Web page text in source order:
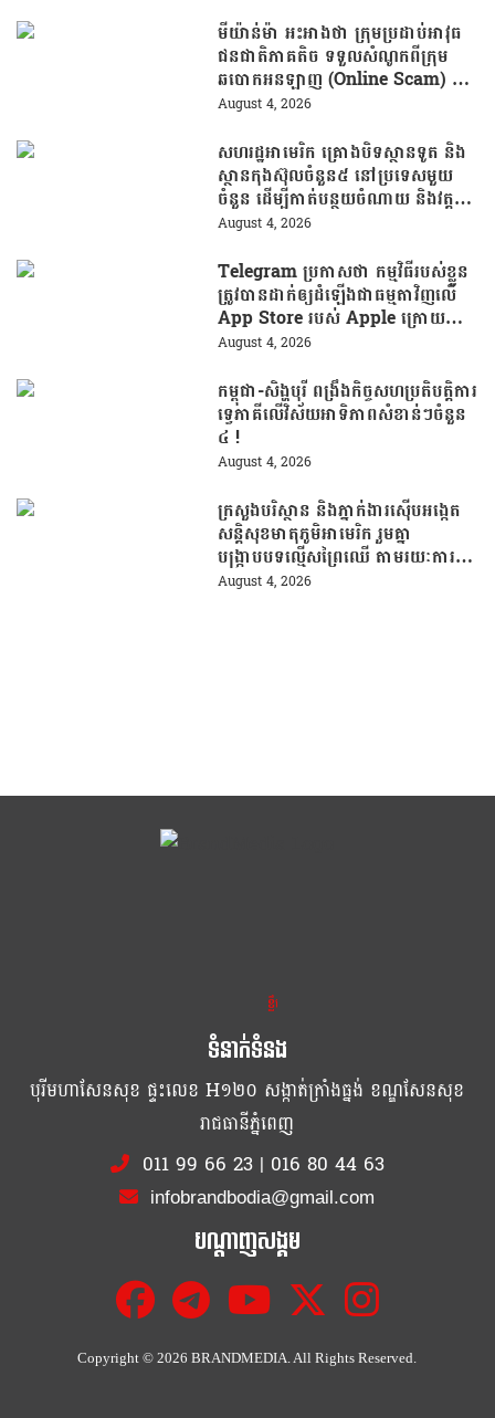
មីយ៉ាន់ម៉ា អះអាងថា ក្រុមប្រដាប់អាវុធ
ជនជាតិភាគតិច ទទួលសំណូកពីក្រុម
ឆបោកអនឡាញ (Online Scam) ជា
ថ្នូរនឹងការជួយរត់ចូលប្រទេសថៃ!
August 4, 2026
សហរដ្ឋអាមេរិក គ្រោងបិទស្ថានទូត និង
ស្ថានកុងស៊ុលចំនួន៥ នៅប្រទេសមួយ
ចំនួន ដើម្បីកាត់បន្ថយចំណាយ និងវត្ត
មានការទូតដែលគ្មានប្រសិទ្ធភាព
August 4, 2026
Telegram ប្រកាសថា កម្មវិធីរបស់ខ្លួន
ត្រូវបានដាក់ឲ្យដំឡើងជាធម្មតាវិញលើ
App Store របស់ Apple ក្រោយបាត់
ខ្លួនដោយគ្មានការបញ្ជាក់ពីមូលហេតុ
August 4, 2026
កម្ពុជា-សិង្ហបុរី ពង្រឹងកិច្ចសហប្រតិបត្តិការ
ទ្វេភាគីលើវិស័យអាទិភាពសំខាន់ៗចំនួន
៤ !
August 4, 2026
ក្រសួងបរិស្ថាន និងភ្នាក់ងារស៊ើបអង្កេត
សន្តិសុខមាតុភូមិអាមេរិក រួមគ្នា
បង្រ្កាបបទល្មើសព្រៃឈើ តាមរយៈការប្រើ
ប្រាស់បច្ចេកវិទ្យា
August 4, 2026
ខ្លឹម ខ្លី រហ័ស
ទំនាក់ទំនង
បុរីមហាសែនសុខ ផ្ទះលេខ H១២០ សង្កាត់ក្រាំងធ្នង់ ខណ្ឌសែនសុខ
រាជធានីភ្នំពេញ
011 99 66 23| 016 80 44 63
infobrandbodia@gmail.com
បណ្ដាញសង្គម
Copyright ©2026 BRANDMEDIA. All Rights Reserved.